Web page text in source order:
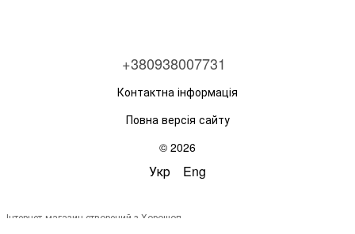
+380938007731
Контактна інформація
Повна версія сайту
© 2026
Укр Eng
Інтернет-магазин створений з Хорошоп